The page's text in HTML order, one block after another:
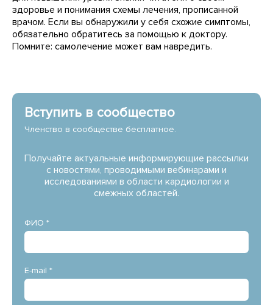
Вступить в сообщество
Членство в сообществе бесплатное.
Получайте актуальные информирующие рассылки
с новостями, проводимыми вебинарами и
исследованиями в области кардиологии и
смежных областей.
ФИО *
E-mail *
здоровье и понимания схемы лечения, прописанной
врачом. Если вы обнаружили у себя схожие симптомы,
обязательно обратитесь за помощью к доктору.
Помните: самолечение может вам навредить.